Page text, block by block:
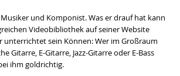
und Komponist. Was er drauf hat kann
Videobibliothek auf seiner Website
unterrichtet sein Können: Wer im Großraum
Gitarre, E-Gitarre, Jazz-Gitarre oder E-Bass
ihm goldrichtig.